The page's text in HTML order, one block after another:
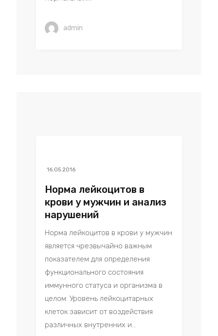
admin
16.05.2016
Норма лейкоцитов в
крови у мужчин и анализ
нарушений
Норма лейкоцитов в крови у мужчин
является чрезвычайно важным
показателем для определения
функционального состояния
иммунного статуса и организма в
целом. Уровень лейкоцитарных
клеток зависит от воздействия
различных внутренних и...